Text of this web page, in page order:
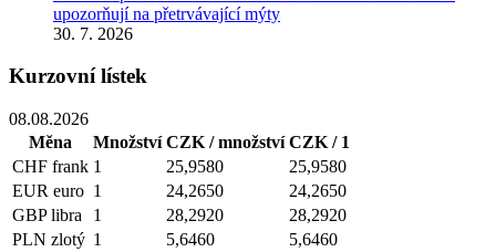
upozorňují na přetrvávající mýty
30. 7. 2026
Kurzovní lístek
08.08.2026
Měna
Množství CZK / množství CZK / 1
CHF frank 1 25,9580
25,9580
EUR euro 1 24,2650
24,2650
GBP libra 1 28,2920
28,2920
PLN zlotý 1 5,6460
5,6460